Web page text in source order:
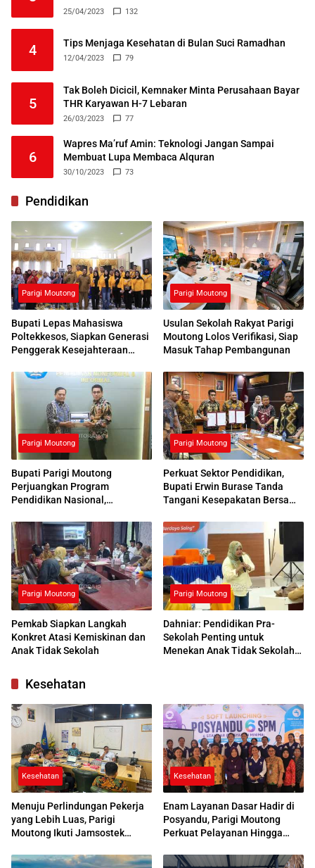
25/04/2023 132
4 Tips Menjaga Kesehatan di Bulan Suci Ramadhan
12/04/2023 79
5
Tak Boleh Dicicil, Kemnaker Minta Perusahaan Bayar
THR Karyawan H-7 Lebaran
26/03/2023 77
6
Wapres Ma’ruf Amin: Teknologi Jangan Sampai
Membuat Lupa Membaca Alquran
30/10/2023 73
Pendidikan
Parigi Moutong
Bupati Lepas Mahasiswa
Poltekkesos, Siapkan Generasi
Penggerak Kesejahteraan
Parigi Moutong
Usulan Sekolah Rakyat Parigi
Moutong Lolos Verifikasi, Siap
Masuk Tahap Pembangunan
Parigi Moutong
Bupati Parigi Moutong
Perjuangkan Program
Pendidikan Nasional,
Respons Positif
Parigi Moutong
Perkuat Sektor Pendidikan,
Bupati Erwin Burase Tanda
Tangani Kesepakatan Bersama
Parigi Moutong
Pemkab Siapkan Langkah
Konkret Atasi Kemiskinan dan
Anak Tidak Sekolah
Parigi Moutong
Dahniar: Pendidikan Pra-
Sekolah Penting untuk
Menekan Anak Tidak Sekolah
Kesehatan
Kesehatan
Menuju Perlindungan Pekerja
yang Lebih Luas, Parigi
Moutong Ikuti Jamsostek
Kesehatan
Enam Layanan Dasar Hadir di
Posyandu, Parigi Moutong
Perkuat Pelayanan Hingga